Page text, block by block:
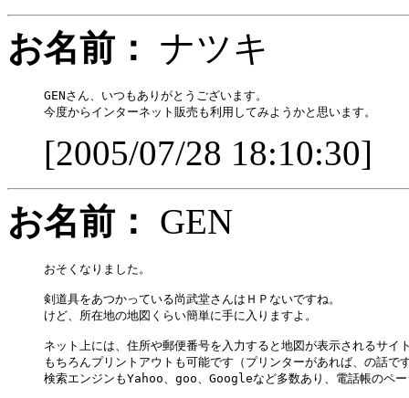
お名前：
ナツキ
GENさん、いつもありがとうございます。
[2005/07/28 18:10:30]
お名前：
GEN
おそくなりました。
剣道具をあつかっている尚武堂さんはＨＰないですね。
けど、所在地の地図くらい簡単に手に入りますよ。
ネット上には、住所や郵便番号を入力すると地図が表示されるサイ
もちろんプリントアウトも可能です（プリンターがあれば、の話で
検索エンジンもYahoo、goo、Googleなど多数あり、電話帳のペ